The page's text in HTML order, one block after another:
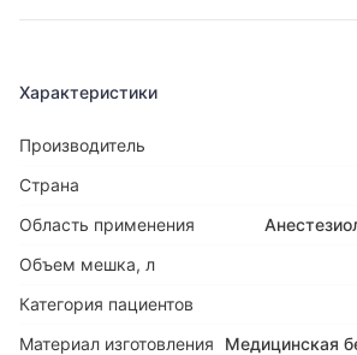
Характеристики
Производитель
Страна
Область применения
Объем мешка, л
Категория пациентов
Материал изготовления
Медицинская